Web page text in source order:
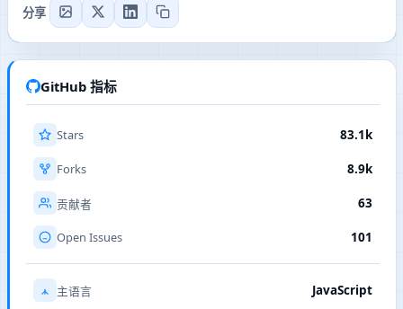
分享
GitHub 指标
Stars 83.1k
Forks 8.9k
贡献者 63
Open Issues 101
主语言 JavaScript